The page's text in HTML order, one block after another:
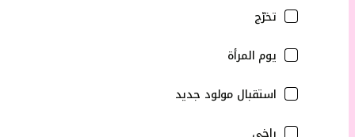
تخرّج
يوم المرأة
استقبال مولود جديد